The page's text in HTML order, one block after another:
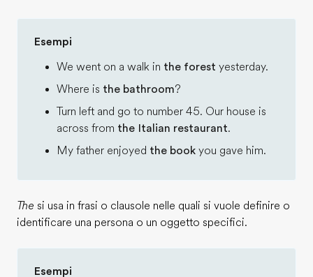
Esempi
We went on a walk in the forest yesterday.
Where is the bathroom?
Turn left and go to number 45. Our house is
across from the Italian restaurant.
My father enjoyed the book you gave him.
The si usa in frasi o clausole nelle quali si vuole definire o
identificare una persona o un oggetto specifici.
Esempi